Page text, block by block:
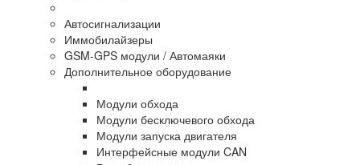
Автосигнализации
Иммобилайзеры
GSM-GPS модули / Автомаяки
Дополнительное оборудование
Модули обхода
Модули бесключевого обхода
Модули запуска двигателя
Интерфейсные модули CAN